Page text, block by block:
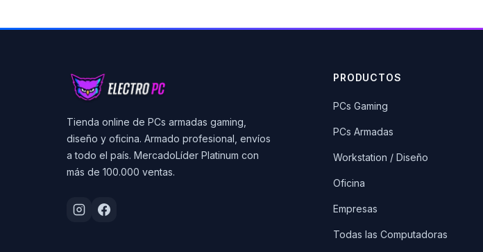
Tienda online de PCs armadas gaming,
diseño y oficina. Armado profesional, envíos
a todo el país. MercadoLíder Platinum con
más de 100.000 ventas.
PRODUCTOS
PCs Gaming
PCs Armadas
Workstation / Diseño
Oficina
Empresas
Todas las Computadoras